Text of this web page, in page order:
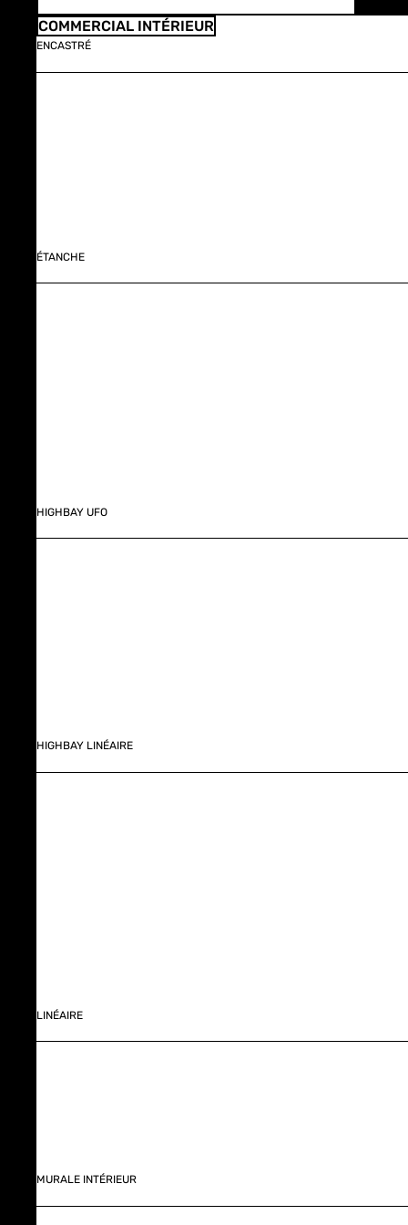
COMMERCIAL INTÉRIEUR
ENCASTRÉ
ÉTANCHE
HIGHBAY UFO
HIGHBAY LINÉAIRE
LINÉAIRE
MURALE INTÉRIEUR